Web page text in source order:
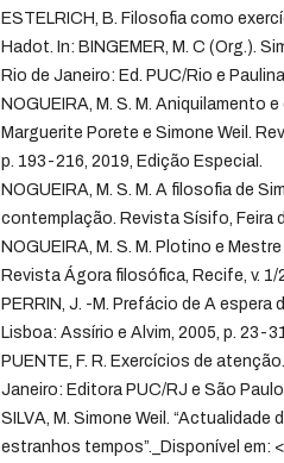
ESTELRICH, B. Filosofia como
Hadot. In: BINGEMER, M. C (Org.).
Rio de Janeiro: Ed. PUC/Rio e
NOGUEIRA, M. S. M. Aniquilamento
Marguerite Porete e Simone Weil.
p. 193-216, 2019, Edição Especial.
NOGUEIRA, M. S. M. A filosofia de
contemplação. Revista Sísifo, Feira
NOGUEIRA, M. S. M. Plotino e
Revista Ágora filosófica, Recife, v. 1/
PERRIN, J. -M. Prefácio de A espera
Lisboa: Assírio e Alvim, 2005, p. 23-
PUENTE, F. R. Exercícios de
Janeiro: Editora PUC/RJ e São
SILVA, M. Simone Weil.
estranhos tempos”._Disponível em: <